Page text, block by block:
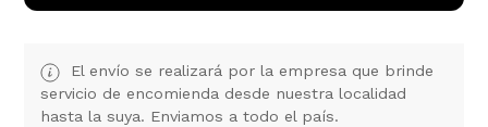
El envío se realizará por la empresa que brinde
servicio de encomienda desde nuestra localidad
hasta la suya. Enviamos a todo el país.